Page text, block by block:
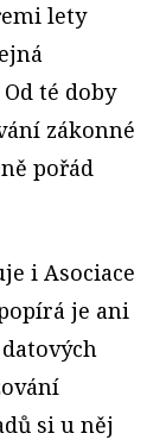
lety
té doby
zákonné
pořád
i Asociace
je ani
si u něj